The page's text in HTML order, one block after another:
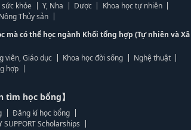
sức khỏe
Y, Nha Dược
Khoa học tự nhiên
Nông Thủy sản
mà có thể học ngành Khối tổng hợp (Tự nhiên và Xã
viên, Giáo dục
Khoa học đời sống
Nghệ thuật
hợp
tìm học bổng】
Đăng kí học bổng
SUPPORT Scholarships